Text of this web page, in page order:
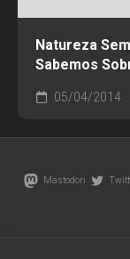
Natureza
Sabemos
05/04/2014
Mastodon